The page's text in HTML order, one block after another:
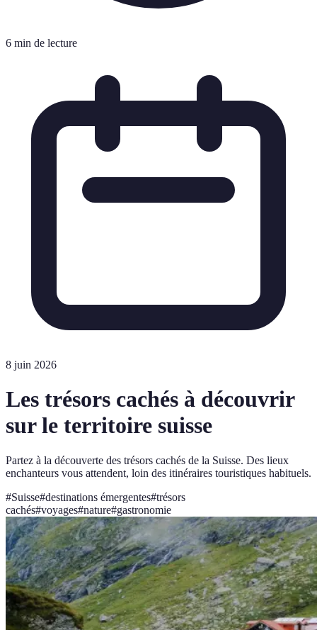
6 min de lecture
8 juin 2026
Les trésors cachés à découvrir
sur le territoire suisse
Partez à la découverte des trésors cachés de la Suisse. Des lieux
enchanteurs vous attendent, loin des itinéraires touristiques habituels.
#Suisse#destinations émergentes#trésors
cachés#voyages#nature#gastronomie